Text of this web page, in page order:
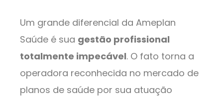
Um grande diferencial da Ameplan
Saúde é sua gestão profissional
totalmente impecável. O fato torna a
operadora reconhecida no mercado de
planos de saúde por sua atuação